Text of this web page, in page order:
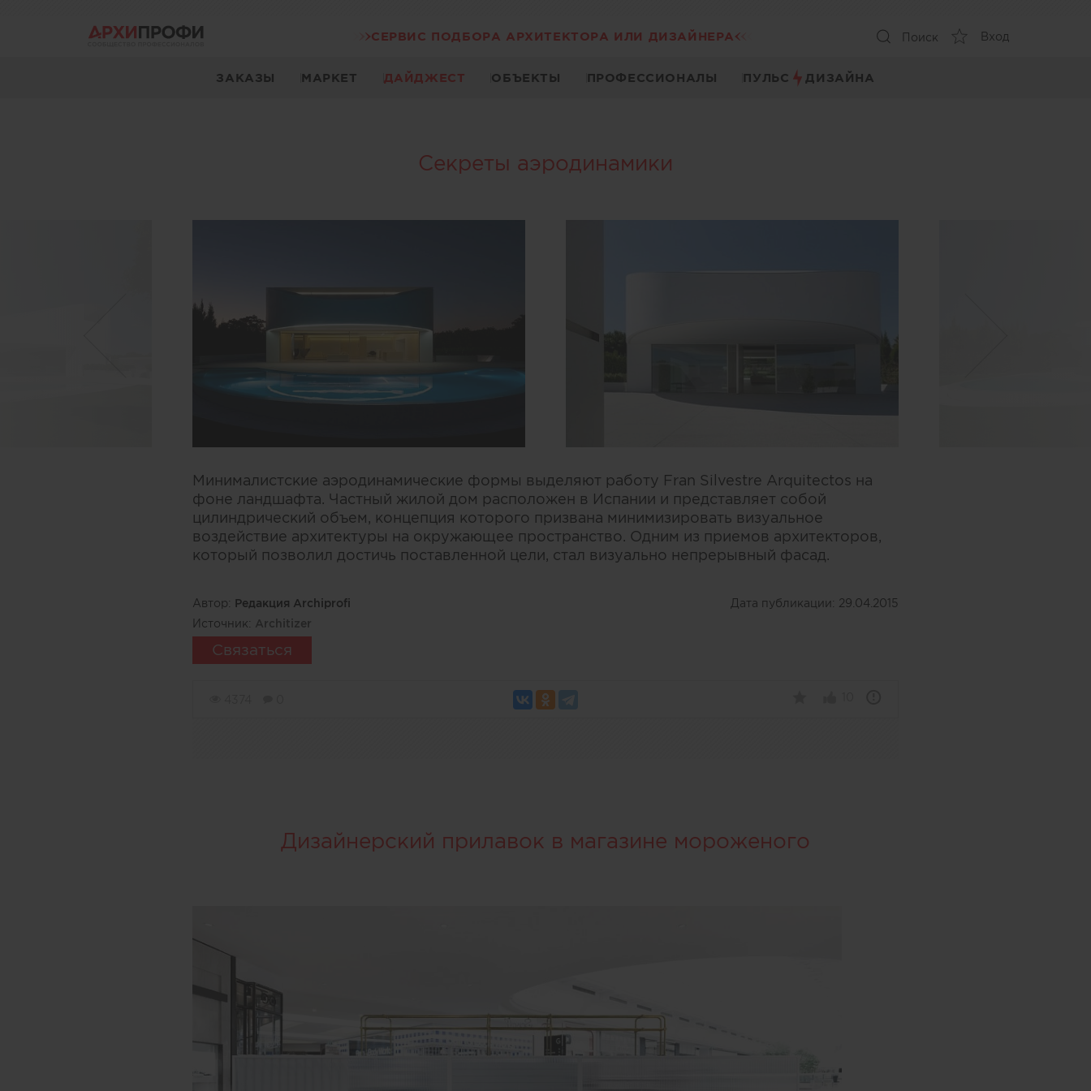
СЕРВИС ПОДБОРА АРХИТЕКТОРА ИЛИ ДИЗАЙНЕРА Поиск Вход
ЗАКАЗЫ МАРКЕТ ДАЙДЖЕСТ ОБЪЕКТЫ ПРОФЕССИОНАЛЫ ПУЛЬС ДИЗАЙНА
Секреты аэродинамики
Минималистские аэродинамические формы выделяют работу Fran Silvestre Arquitectos на
фоне ландшафта. Частный жилой дом расположен в Испании и представляет собой
цилиндрический объем, концепция которого призвана минимизировать визуальное
воздействие архитектуры на окружающее пространство. Одним из приемов архитекторов,
который позволил достичь поставленной цели, стал визуально непрерывный фасад.
Автор: Редакция Archiprofi Дата публикации: 29.04.2015
Источник: Architizer
Связаться
Дизайнерский прилавок в магазине мороженого